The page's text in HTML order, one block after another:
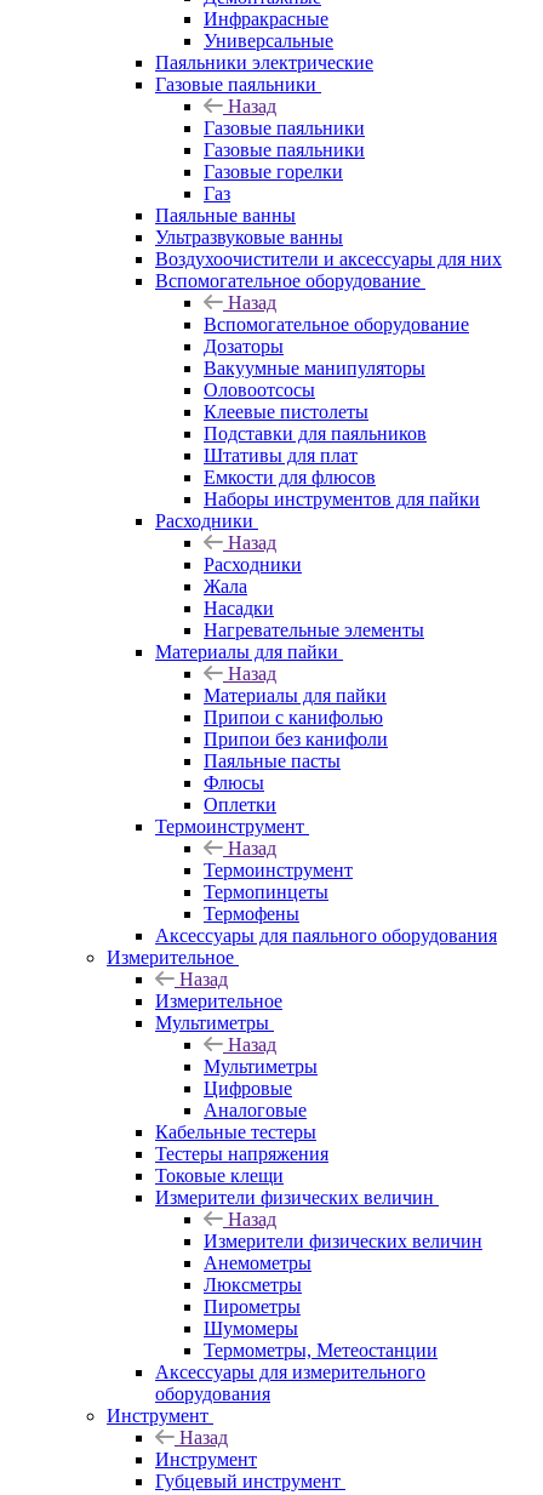
Инфракрасные
Универсальные
Паяльники электрические
Газовые паяльники
Назад
Газовые паяльники
Газовые паяльники
Газовые горелки
Газ
Паяльные ванны
Ультразвуковые ванны
Воздухоочистители и аксессуары для них
Вспомогательное оборудование
Назад
Вспомогательное оборудование
Дозаторы
Вакуумные манипуляторы
Оловоотсосы
Клеевые пистолеты
Подставки для паяльников
Штативы для плат
Емкости для флюсов
Наборы инструментов для пайки
Расходники
Назад
Расходники
Жала
Насадки
Нагревательные элементы
Материалы для пайки
Назад
Материалы для пайки
Припои с канифолью
Припои без канифоли
Паяльные пасты
Флюсы
Оплетки
Термоинструмент
Назад
Термоинструмент
Термопинцеты
Термофены
Аксессуары для паяльного оборудования
Измерительное
Назад
Измерительное
Мультиметры
Назад
Мультиметры
Цифровые
Аналоговые
Кабельные тестеры
Тестеры напряжения
Токовые клещи
Измерители физических величин
Назад
Измерители физических величин
Анемометры
Люксметры
Пирометры
Шумомеры
Термометры, Метеостанции
Аксессуары для измерительного
оборудования
Инструмент
Назад
Инструмент
Губцевый инструмент